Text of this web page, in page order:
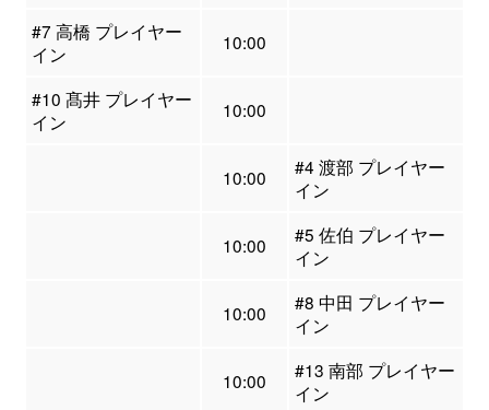
#7 高橋 プレイヤー
イン
10:00
#10 髙井 プレイヤー
イン
10:00
10:00
#4 渡部 プレイヤー
イン
10:00
#5 佐伯 プレイヤー
イン
10:00
#8 中田 プレイヤー
イン
10:00
#13 南部 プレイヤー
イン